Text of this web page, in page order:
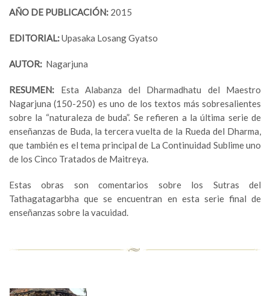
AÑO DE PUBLICACIÓN: 2015
EDITORIAL:Upasaka Losang Gyatso
AUTOR: Nagarjuna
RESUMEN: Esta Alabanza del Dharmadhatu del Maestro
Nagarjuna (150-250) es uno de los textos más sobresalientes
sobre la “naturaleza de buda”. Se refieren a la última serie de
enseñanzas de Buda, la tercera vuelta de la Rueda del Dharma,
que también es el tema principal de La Continuidad Sublime uno
de los Cinco Tratados de Maitreya.
Estas obras son comentarios sobre los Sutras del
Tathagatagarbha que se encuentran en esta serie final de
enseñanzas sobre la vacuidad.